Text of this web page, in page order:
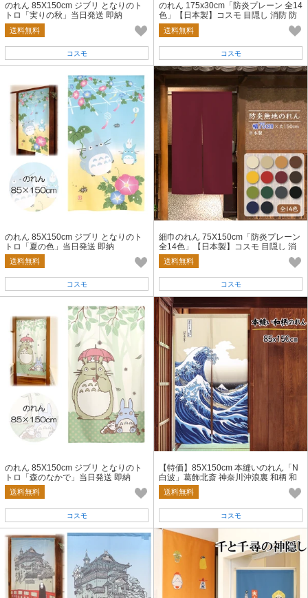
のれん 85X150cm ジブリ となりのト
トロ「実りの秋」当日発送 即納
送料無料
コスモ
のれん 175x30cm「防炎プレーン 全14
色」【日本製】コスモ 目隠し 消防 防
災 店舗 施設 向け
送料無料
コスモ
のれん 85X150cm ジブリ となりのト
トロ「夏の色」当日発送 即納
送料無料
コスモ
細巾のれん 75X150cm「防炎プレーン
全14色」【日本製】コスモ 目隠し 消
防 防災 店舗 施設 向け
送料無料
コスモ
のれん 85X150cm ジブリ となりのト
トロ「森のなかで」当日発送 即納
送料無料
コスモ
【特価】85X150cm 本縫いのれん「N
白波」葛飾北斎 神奈川沖浪裏 和柄 和
風 目隠し 暖簾
送料無料
コスモ